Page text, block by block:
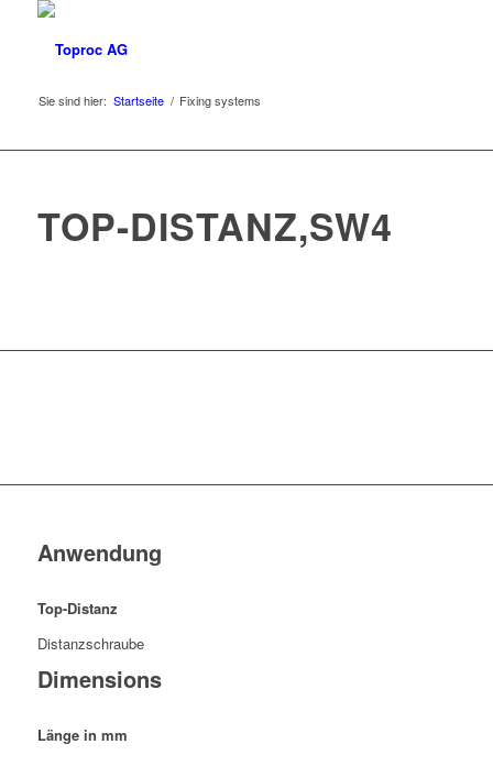
Sie sind hier: Startseite / Fixing systems
TOP-DISTANZ,SW4
Anwendung
Top-Distanz
Distanzschraube
Dimensions
Länge in mm